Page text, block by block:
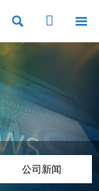
  
公司新闻